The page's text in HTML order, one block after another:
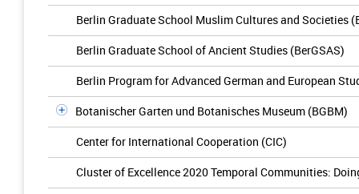
Berlin Graduate School Muslim Cultures and Societies
Berlin Graduate School of Ancient Studies (BerGSAS)
Berlin Program for Advanced German and European
Botanischer Garten und Botanisches Museum (BGBM)
Center for International Cooperation (CIC)
Cluster of Excellence 2020 Temporal Communities: